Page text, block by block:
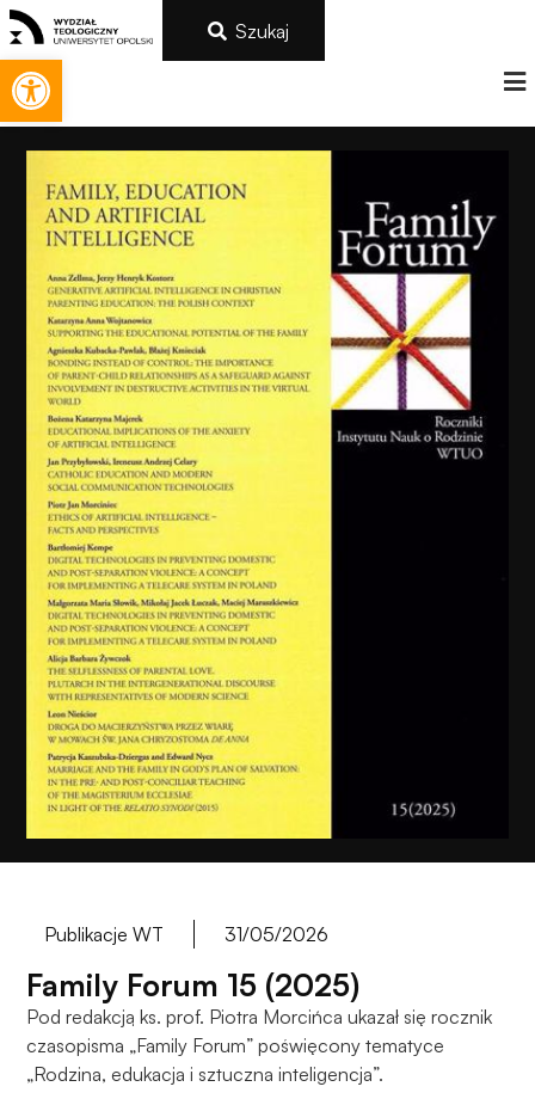
Otwórz pasek narzędzi
Szukaj
Publikacje WT 31/05/2026
Family Forum 15 (2025)
Pod redakcją ks. prof. Piotra Morcińca ukazał się rocznik
czasopisma „Family Forum” poświęcony tematyce
„Rodzina, edukacja i sztuczna inteligencja”.
Konieczne
Te pliki cookie
strony
internetowej,
strona jest
Doświadczenie
Aby nasza